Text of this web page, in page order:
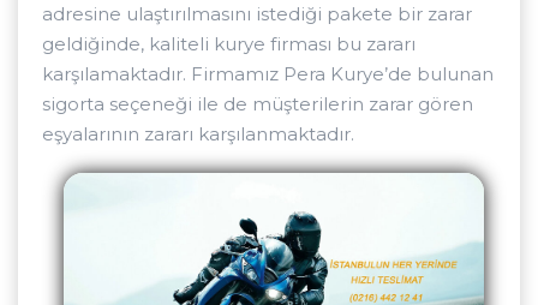
adresine ulaştırılmasını istediği pakete bir zarar
geldiğinde, kaliteli kurye firması bu zararı
karşılamaktadır. Firmamız Pera Kurye’de bulunan
sigorta seçeneği ile de müşterilerin zarar gören
eşyalarının zararı karşılanmaktadır.